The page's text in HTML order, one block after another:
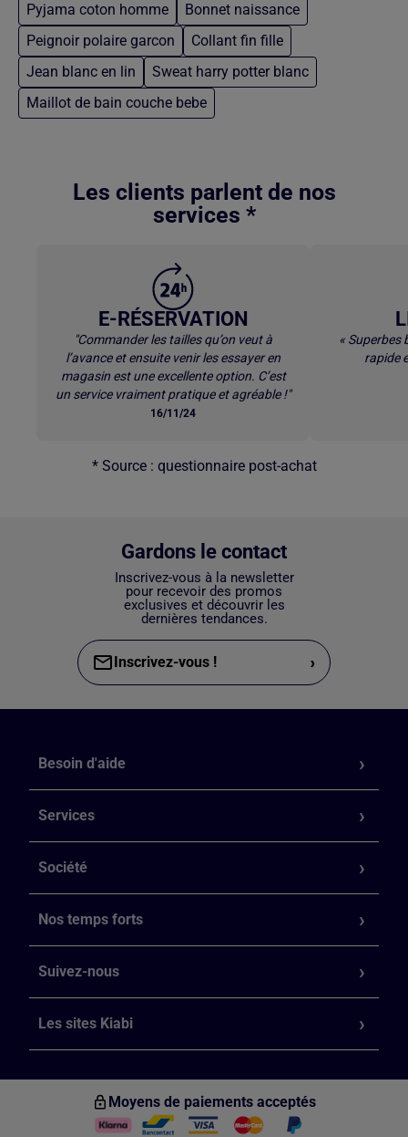
Pyjama coton homme
Bonnet naissance
Peignoir polaire garcon
Collant fin fille
Jean blanc en lin
Sweat harry potter blanc
Maillot de bain couche bebe
Les clients parlent de nos
services *
E-RÉSERVATION
"Commander les tailles qu’on veut à
l’avance et ensuite venir les essayer en
magasin est une excellente option. C’est
un service vraiment pratique et agréable !"
16/11/24
« Superbes
rapide
* Source : questionnaire post-achat
Gardons le contact
Inscrivez-vous à la newsletter
pour recevoir des promos
exclusives et découvrir les
dernières tendances.
Inscrivez-vous ! ›
Besoin d'aide
Services
Société
Nos temps forts
Suivez-nous
Les sites Kiabi
Moyens de paiements acceptés